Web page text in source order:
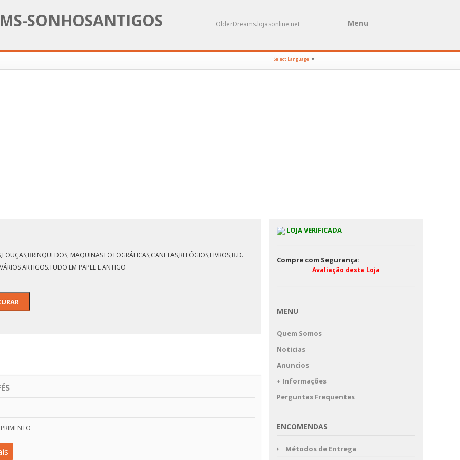
SONHOSANTIGOS OlderDreams.lojasonline.net Menu
Select Language ▼
GUARDA-NICHO DA
TORRE-2X
MAQUINAS FOTOGRÁFICAS,CANETAS,RELÓGIOS,LIVROS,B.D.
ARTIGOS.TUDO EM PAPEL E ANTIGO
LOJA VERIFICADA
Compre com Segurança:
Avaliação desta Loja
MENU
Quem Somos
Noticias
Anuncios
+ Informações
Perguntas Frequentes
ENCOMENDAS
Métodos de Entrega